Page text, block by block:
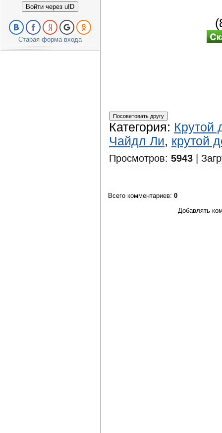
Войти через uID
Старая форма входа
Категория: Крутой
Чайдл Ли, крутой
Просмотров: 5943
Всего комментариев: 0
Добавлять